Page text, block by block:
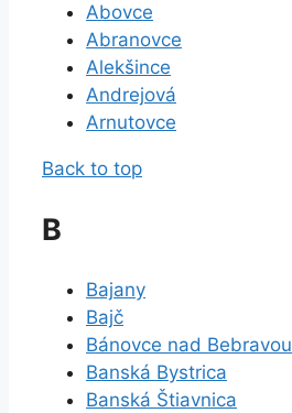
Abovce
Abranovce
Alekšince
Andrejová
Arnutovce
Back to top
B
Bajany
Bajč
Bánovce nad Bebravou
Banská Bystrica
Banská Štiavnica